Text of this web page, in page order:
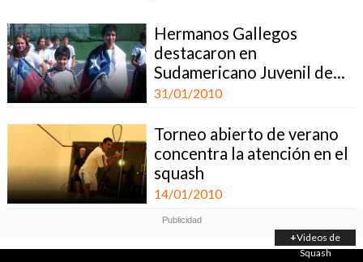
Hermanos Gallegos
destacaron en
Sudamericano Juvenil de...
31/01/2010
Torneo abierto de verano
concentra la atención en el
squash
14/01/2010
+Videos de
Squash